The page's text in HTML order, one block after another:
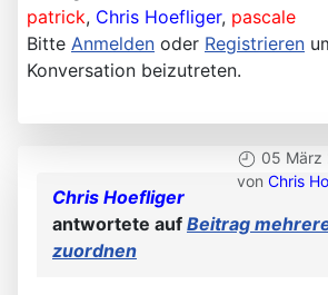
patrick, Chris Hoefliger, pascale
Bitte Anmelden oder Registrieren
Konversation beizutreten.
05 März
von Chris
Chris Hoefliger
antwortete auf Beitrag
zuordnen